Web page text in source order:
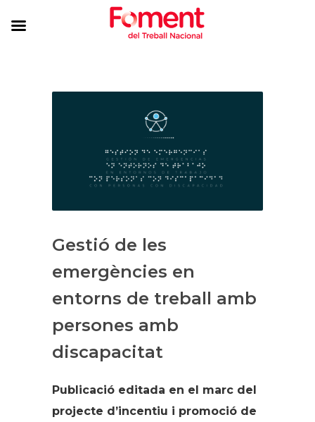
Gestió de les
emergències en
entorns de treball amb
persones amb
discapacitat
Publicació editada en el marc del
projecte d’incentiu i promoció de